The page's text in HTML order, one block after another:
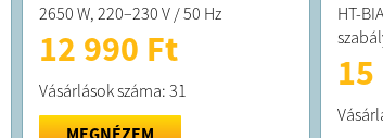
2650 W, 220–230 V / 50 Hz
12 990 Ft
Vásárlások száma: 31
MEGNÉZEM
HT-